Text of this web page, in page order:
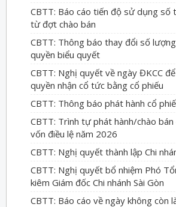
CBTT: Báo cáo tiến độ sử dụng số
từ đợt chào bán
CBTT: Thông báo thay đổi số
quyền biểu quyết
CBTT: Nghị quyết về ngày ĐKCC
quyền nhận cổ tức bằng cổ phiếu
CBTT: Thông báo phát hành cổ
CBTT: Trình tự phát hành/chào
vốn điều lệ năm 2026
CBTT: Nghị quyết thành lập Chi
CBTT: Nghị quyết bổ nhiệm Phó
kiêm Giám đốc Chi nhánh Sài Gòn
CBTT: Báo cáo về ngày không còn